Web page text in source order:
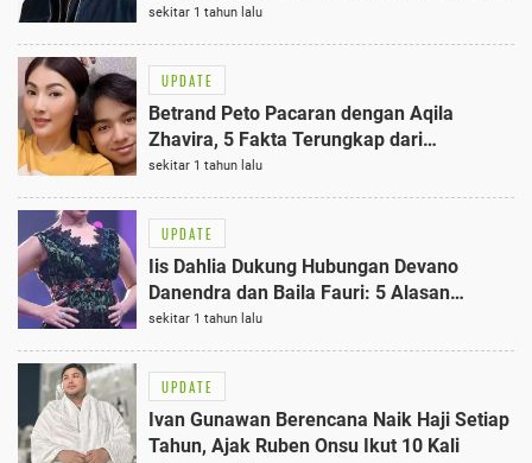
Pria Terbaik?
sekitar 1 tahun lalu
UPDATE
Betrand Peto Pacaran dengan Aqila
Zhavira, 5 Fakta Terungkap dari
Hubungan Mereka
sekitar 1 tahun lalu
UPDATE
Iis Dahlia Dukung Hubungan Devano
Danendra dan Baila Fauri: 5 Alasan
Mengapa Ibu Terbaik Mendukung
Pasangan Anaknya
sekitar 1 tahun lalu
UPDATE
Ivan Gunawan Berencana Naik Haji Setiap
Tahun, Ajak Ruben Onsu Ikut 10 Kali